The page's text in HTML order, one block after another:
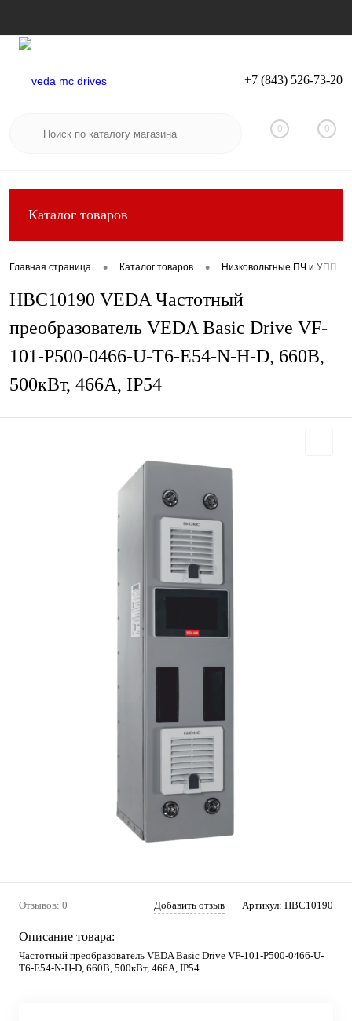
Вход Регистрация
+7 (843) 526-73-20
0 0
Каталог товаров
Главная страница • Каталог товаров • Низковольтные ПЧ и УПП
HBC10190 VEDA Частотный
преобразователь VEDA Basic Drive VF-
101-P500-0466-U-T6-E54-N-H-D, 660В,
500кВт, 466А, IP54
Отзывов: 0 Добавить отзыв Артикул: HBC10190
Описание товара:
Частотный преобразователь VEDA Basic Drive VF-101-P500-0466-U-
T6-E54-N-H-D, 660В, 500кВт, 466А, IP54